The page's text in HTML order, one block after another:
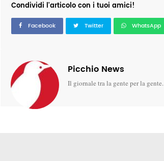
Condividi l'articolo con i tuoi amici!
Facebook Twitter WhatsApp
Picchio News
Il giornale tra la gente per la gente.